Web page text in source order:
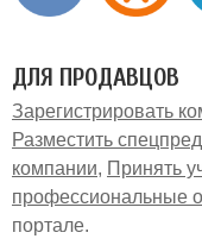
ДЛЯ ПРОДАВЦОВ
Зарегистрировать
Разместить
компании
Принять
профессиональные
портале